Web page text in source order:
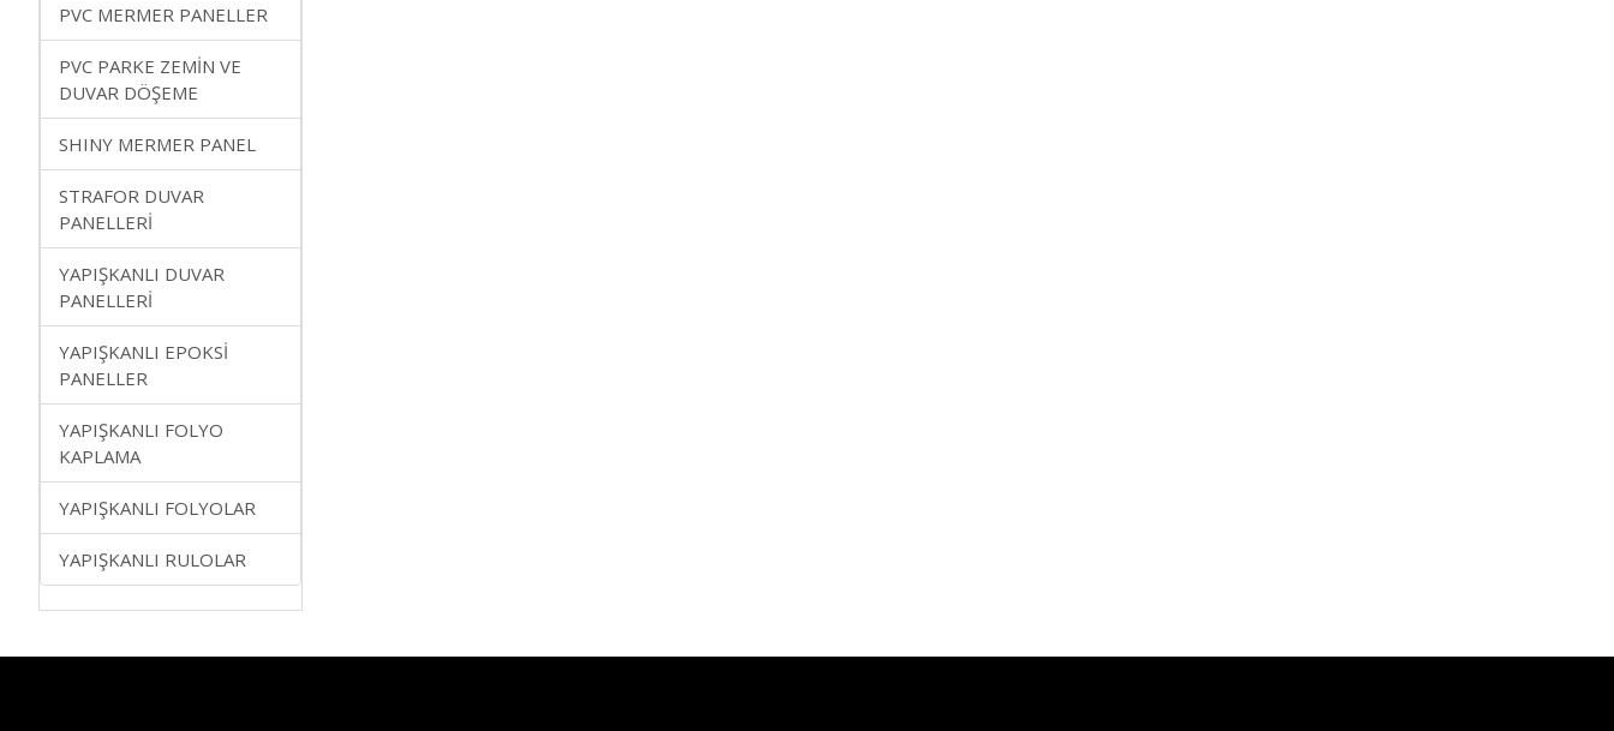
PVC MERMER PANELLER
PVC PARKE ZEMİN VE
DUVAR DÖŞEME
SHINY MERMER PANEL
STRAFOR DUVAR
PANELLERİ
YAPIŞKANLI DUVAR
PANELLERİ
YAPIŞKANLI EPOKSİ
PANELLER
YAPIŞKANLI FOLYO
KAPLAMA
YAPIŞKANLI FOLYOLAR
YAPIŞKANLI RULOLAR